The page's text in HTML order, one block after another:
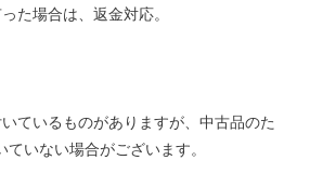
た場合は、返金対応。
ているものがありますが、中古品のた
いない場合がございます。